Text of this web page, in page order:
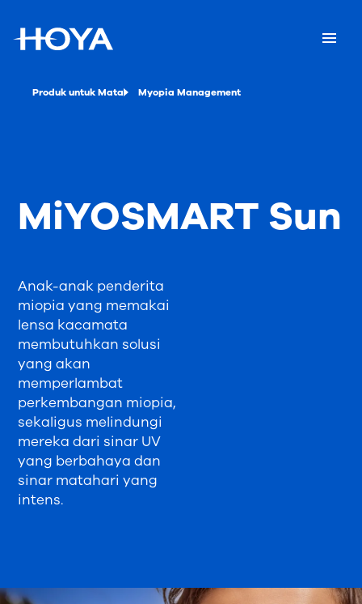
Produk untuk Mata Myopia Management
Anak-anak penderita
miopia yang memakai
lensa kacamata
membutuhkan solusi
yang akan
memperlambat
perkembangan miopia,
sekaligus melindungi
mereka dari sinar UV
yang berbahaya dan
sinar matahari yang
intens.
MiYOSMART Sun